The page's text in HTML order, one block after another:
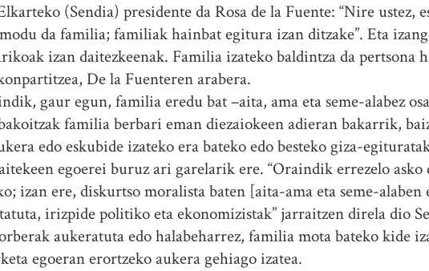
(Sendia) presidente da Rosa de la Fuente: “Nire ustez,
da familia; familiak hainbat egitura izan ditzake”. Eta
izan daitezkeenak. Familia izateko baldintza da pertsona
De la Fuenteren arabera.
gaur egun, familia eredu bat –aita, ama eta seme-alabez
familia berbari eman diezaiokeen adieran bakarrik,
edo eskubide izateko era bateko edo besteko giza-
egoerei buruz ari garelarik ere. “Oraindik errezelo asko
izan ere, diskurtso moralista baten [aita-ama eta seme-
irizpide politiko eta ekonomizistak” jarraitzen direla dio
aukeratuta edo halabeharrez, familia mota bateko kide
egoeran erortzeko aukera gehiago izatea.